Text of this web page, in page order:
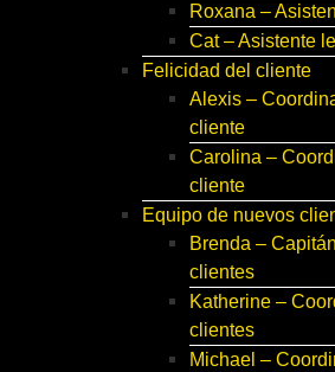
Roxana –
Cat – Asistente
Felicidad del cliente
Alexis –
cliente
Carolina –
cliente
Equipo de nuevos
Brenda –
clientes
Katherine –
clientes
Michael –